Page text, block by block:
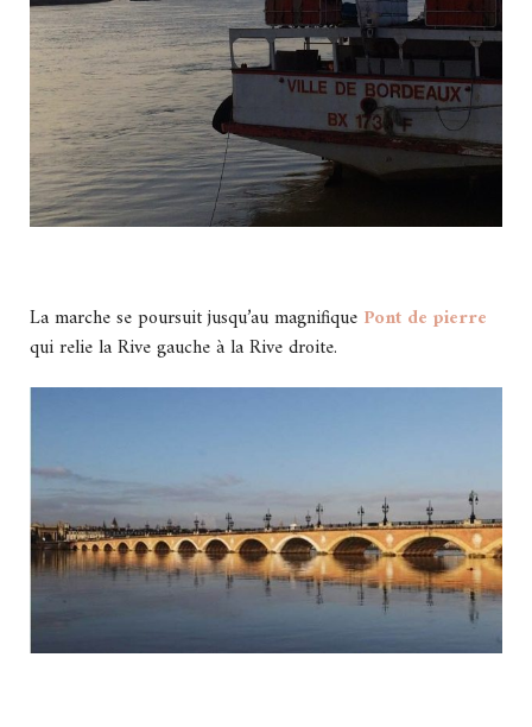
La marche se poursuit jusqu’au magnifique Pont de pierre
qui relie la Rive gauche à la Rive droite.